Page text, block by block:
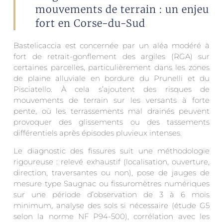
mouvements de terrain : un enjeu
fort en Corse-du-Sud
Bastelicaccia est concernée par un aléa modéré à
fort de retrait-gonflement des argiles (RGA) sur
certaines parcelles, particulièrement dans les zones
de plaine alluviale en bordure du Prunelli et du
Pisciatello. À cela s’ajoutent des risques de
mouvements de terrain sur les versants à forte
pente, où les terrassements mal drainés peuvent
provoquer des glissements ou des tassements
différentiels après épisodes pluvieux intenses.
Le diagnostic des fissures suit une méthodologie
rigoureuse : relevé exhaustif (localisation, ouverture,
direction, traversantes ou non), pose de jauges de
mesure type Saugnac ou fissuromètres numériques
sur une période d’observation de 3 à 6 mois
minimum, analyse des sols si nécessaire (étude G5
selon la norme NF P94-500), corrélation avec les